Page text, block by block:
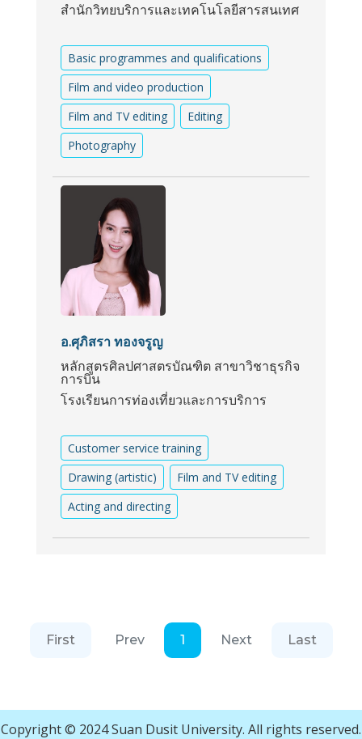
สำนักวิทยบริการและเทคโนโลยีสารสนเทศ
Basic programmes and qualifications
Film and video production
Film and TV editing
Editing
Photography
อ.ศุภิสรา ทองจรูญ
หลักสูตรศิลปศาสตรบัณฑิต สาขาวิชาธุรกิจ
การบิน
โรงเรียนการท่องเที่ยวและการบริการ
Customer service training
Drawing (artistic)
Film and TV editing
Acting and directing
First Prev 1 Next Last
Copyright © 2024 Suan Dusit University. All rights reserved.